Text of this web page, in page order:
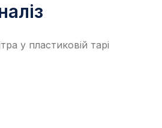
у пластиковій тарі